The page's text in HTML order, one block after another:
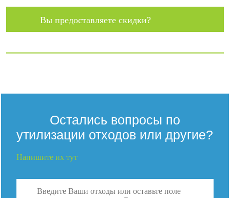
Вы предоставляете скидки?
Остались вопросы по
утилизации отходов или другие?
Напишите их тут